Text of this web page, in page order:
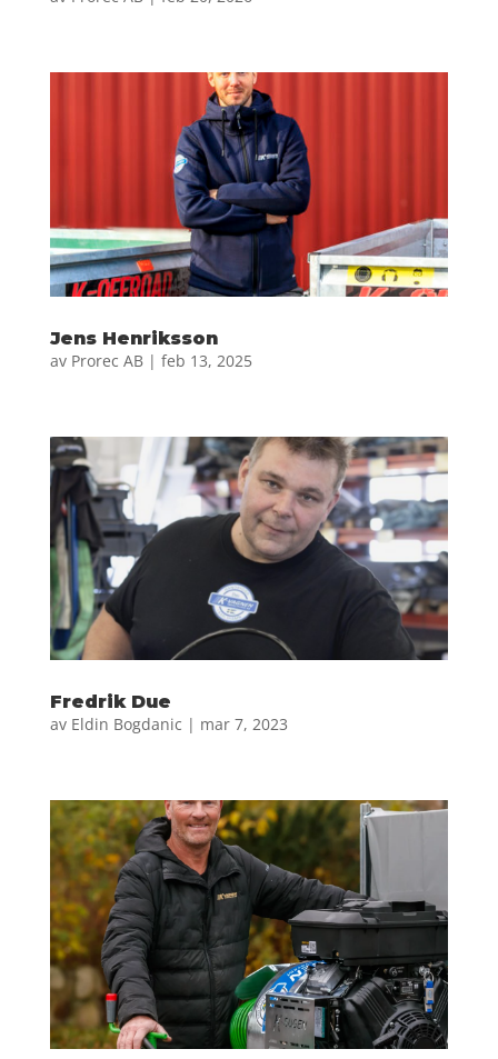
Jens Henriksson
av Prorec AB| feb 13, 2025
Fredrik Due
av Eldin Bogdanic | mar 7, 2023